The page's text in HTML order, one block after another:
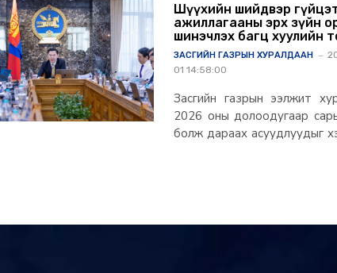
Шүүхийн шийдвэр
ажиллагааны эрх зүйн
шинэчлэх багц хуулийн
Засгийн газар дэмжлээ
ЗАСГИЙН ГАЗРЫН ХУРАЛДААН
01 14:58:00
Засгийн газрын ээлжит
2026 оны долоодугаар
болж дараах асуудлуудыг